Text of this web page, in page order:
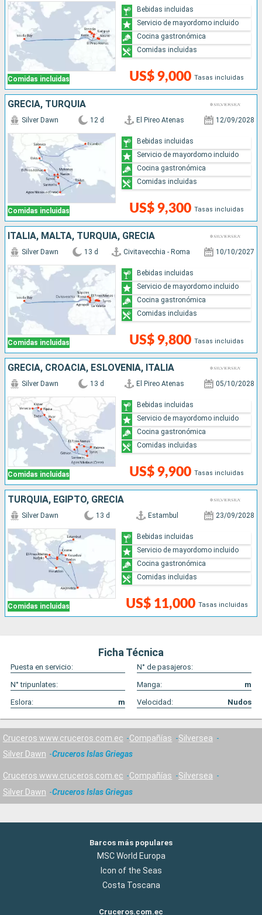
Comidas incluidas US$ 9,000 Tasas incluidas
Bebidas incluidas
Servicio de mayordomo incluido
Cocina gastronómica
Comidas incluidas
GRECIA, TURQUÍA
Comidas incluidas
Silver Dawn 12 d El Pireo Atenas 12/09/2028
US$ 9,300 Tasas incluidas
Bebidas incluidas
Servicio de mayordomo incluido
Cocina gastronómica
Comidas incluidas
ITALIA, MALTA, TURQUÍA, GRECIA
Comidas incluidas
Silver Dawn 13 d Civitavecchia - Roma 10/10/2027
US$ 9,800 Tasas incluidas
Bebidas incluidas
Servicio de mayordomo incluido
Cocina gastronómica
Comidas incluidas
GRECIA, CROACIA, ESLOVENIA, ITALIA
Comidas incluidas
Silver Dawn 13 d El Pireo Atenas 05/10/2028
US$ 9,900 Tasas incluidas
Bebidas incluidas
Servicio de mayordomo incluido
Cocina gastronómica
Comidas incluidas
TURQUÍA, EGIPTO, GRECIA
Comidas incluidas
Silver Dawn 13 d Estambul 23/09/2028
US$ 11,000 Tasas incluidas
Bebidas incluidas
Servicio de mayordomo incluido
Cocina gastronómica
Comidas incluidas
Ficha Técnica
Puesta en servicio:
N° de pasajeros:
N° tripunlates:
Manga:
m
Eslora:
m Velocidad: Nudos
Cruceros www.cruceros.com.ec Compañías
Silversea
Silver Dawn
Cruceros Islas Griegas
Cruceros www.cruceros.com.ec Compañías
Silversea
Silver Dawn
Cruceros Islas Griegas
Barcos más populares
MSC World Europa
Icon of the Seas
Costa Toscana
Cruceros.com.ec